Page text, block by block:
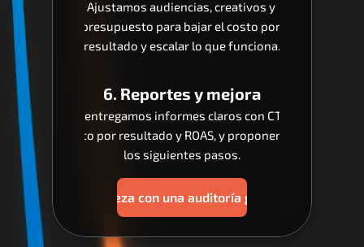
Ajustamos audiencias, creativos y
presupuesto para bajar el costo por
resultado y escalar lo que funciona.
6. Reportes y mejora
Te entregamos informes claros con CTR,
costo por resultado y ROAS, y proponemos
los siguientes pasos.
Empieza con una auditoría gratis